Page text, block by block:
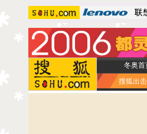
冬奥首
搜狐出击